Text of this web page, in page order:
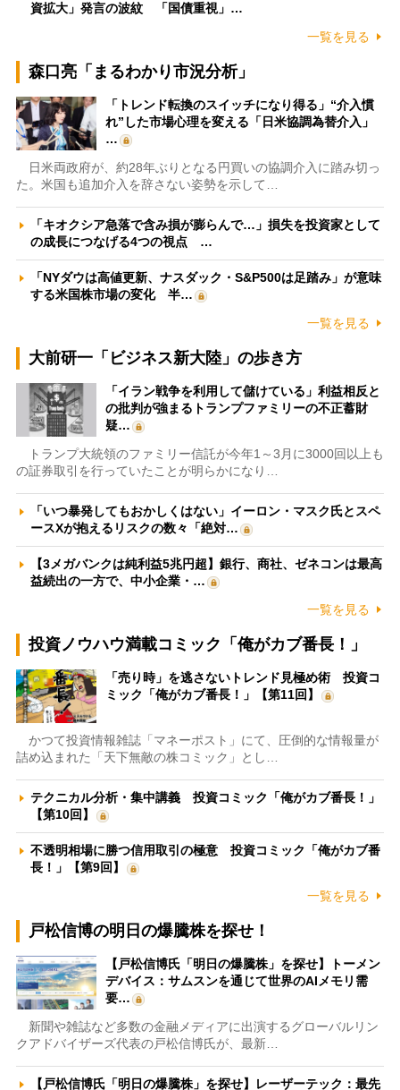
資拡大」発言の波紋 「国債重視」…
一覧を見る
森口亮「まるわかり市況分析」
「トレンド転換のスイッチになり得る」“介入慣
れ”した市場心理を変える「日米協調為替介入」
…
日米両政府が、約28年ぶりとなる円買いの協調介入に踏み切っ
た。米国も追加介入を辞さない姿勢を示して…
「キオクシア急落で含み損が膨らんで…」損失を投資家として
の成長につなげる4つの視点 …
「NYダウは高値更新、ナスダック・S&P500は足踏み」が意味
する米国株市場の変化 半…
一覧を見る
大前研一「ビジネス新大陸」の歩き方
「イラン戦争を利用して儲けている」利益相反と
の批判が強まるトランプファミリーの不正蓄財
疑…
トランプ大統領のファミリー信託が今年1～3月に3000回以上も
の証券取引を行っていたことが明らかになり…
「いつ暴発してもおかしくはない」イーロン・マスク氏とスペ
ースXが抱えるリスクの数々「絶対…
【3メガバンクは純利益5兆円超】銀行、商社、ゼネコンは最高
益続出の一方で、中小企業・…
一覧を見る
投資ノウハウ満載コミック「俺がカブ番長！」
「売り時」を逃さないトレンド見極め術 投資コ
ミック「俺がカブ番長！」【第11回】
かつて投資情報雑誌「マネーポスト」にて、圧倒的な情報量が
詰め込まれた「天下無敵の株コミック」とし…
テクニカル分析・集中講義 投資コミック「俺がカブ番長！」
【第10回】
不透明相場に勝つ信用取引の極意 投資コミック「俺がカブ番
長！」【第9回】
一覧を見る
戸松信博の明日の爆騰株を探せ！
【戸松信博氏「明日の爆騰株」を探せ】トーメン
デバイス：サムスンを通じて世界のAIメモリ需
要…
新聞や雑誌など多数の金融メディアに出演するグローバルリン
クアドバイザーズ代表の戸松信博氏が、最新…
【戸松信博氏「明日の爆騰株」を探せ】レーザーテック：最先